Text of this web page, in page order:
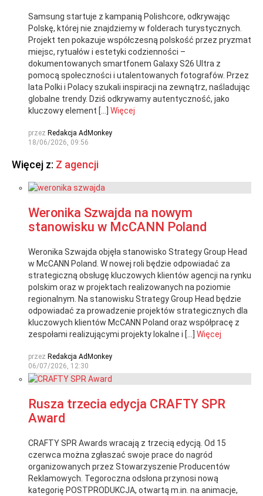
Samsung startuje z kampanią Polishcore, odkrywając
Polskę, której nie znajdziemy w folderach turystycznych.
Projekt ten pokazuje współczesną polskość przez pryzmat
miejsc, rytuałów i estetyki codzienności –
dokumentowanych smartfonem Galaxy S26 Ultra z
pomocą społeczności i utalentowanych fotografów. Przez
lata Polki i Polacy szukali inspiracji na zewnątrz, naśladując
globalne trendy. Dziś odkrywamy autentyczność, jako
kluczowy element […] Więcej
przez Redakcja AdMonkey
18/06/2026, 09:56
Więcej z: Z agencji
Weronika Szwajda na nowym
stanowisku w McCANN Poland
Weronika Szwajda objęła stanowisko Strategy Group Head
w McCANN Poland. W nowej roli będzie odpowiadać za
strategiczną obsługę kluczowych klientów agencji na rynku
polskim oraz w projektach realizowanych na poziomie
regionalnym. Na stanowisku Strategy Group Head będzie
odpowiadać za prowadzenie projektów strategicznych dla
kluczowych klientów McCANN Poland oraz współpracę z
zespołami realizującymi projekty lokalne i […] Więcej
przez Redakcja AdMonkey
06/07/2026, 12:30
Rusza trzecia edycja CRAFTY SPR
Award
CRAFTY SPR Awards wracają z trzecią edycją. Od 15
czerwca można zgłaszać swoje prace do nagród
organizowanych przez Stowarzyszenie Producentów
Reklamowych. Tegoroczna odsłona przynosi nową
kategorię POSTPRODUKCJA, otwartą m.in. na animacje,